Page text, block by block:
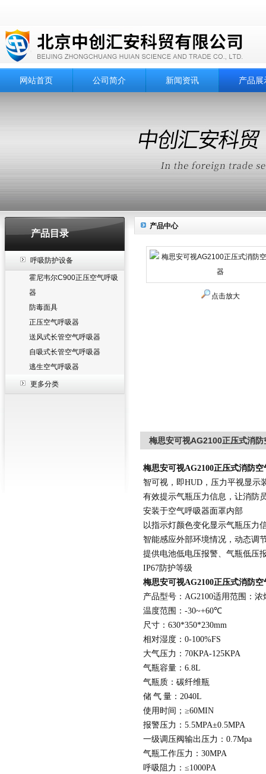
网站首页 公司简介 新闻资讯 产品展
产品目录
呼吸防护设备
霍尼韦尔C900正压空气呼吸
器
防毒面具
正压空气呼吸器
送风式长管空气呼吸器
自吸式长管空气呼吸器
逃生空气呼吸器
更多分类
产品中心
点击放大
梅思安可视AG2100正压式消防
梅思安可视AG2100正压式消防空
智可视，即HUD ，压力平视显示
有效提示气瓶压力信息，让消防
安装于空气呼吸器面罩内部
以指示灯颜色变化显示气瓶压力
智能感应外部环境情况，动态调
提供电池低电压报警、气瓶低压
IP67防护等级
梅思安可视AG2100正压式消防空
产品型号： AG2100适用范围：浓
温度范围： -30~+60℃
尺寸： 630*350*230mm
相对湿度： 0-100%FS
大气压力： 70KPA-125KPA
气瓶容量： 6.8L
气瓶质：碳纤维瓶
储 气 量： 2040L
使用时间； ≥60MIN
报警压力： 5.5MPA±0.5MPA
一级调压阀输出压力： 0.7Mpa
气瓶工作压力： 30MPA
呼吸阻力： ≤1000PA